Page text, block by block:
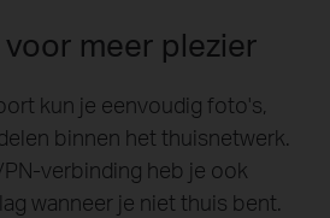
meer plezier
kun je eenvoudig foto's,
binnen het thuisnetwerk.
verbinding heb je ook
wanneer je niet thuis bent.